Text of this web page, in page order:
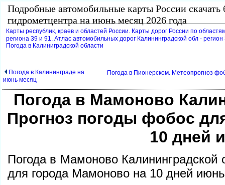
Подробные автомобильные карты России скачать
идрометцентра на июнь месяц 2026 года
Карты республик, краев и областей России. Карты дорог России по
региона 39 и 91. Атлас автомобильных дорог Калининградской обл - регион
Погода в Калиниградской области
Погода в Калининграде на
июнь месяц
Погода в Пионерском. Метеопрогноз
Погода в Мамоново
Прогноз погоды фобос
10 дней
Погода в Мамоново Калининградской
для города Мамоново на 10 дней июнь